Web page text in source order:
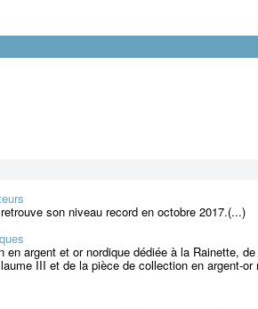
son niveau record en octobre 2017.(...)
argent et or nordique dédiée à la Rainette,
III et de la pièce de collection en argent-